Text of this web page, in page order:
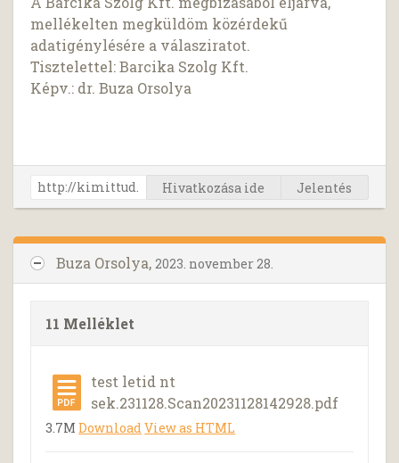
mellékelten megküldöm közérdekű
adatigénylésére a válasziratot.
Tisztelettel: Barcika Szolg Kft.
Képv.: dr. Buza Orsolya
Hivatkozása ide Jelentés
Buza Orsolya, 2023. november 28.
11 Melléklet
test letid nt
sek.231128.Scan20231128142928.pdf
3.7MDownloadView as HTML